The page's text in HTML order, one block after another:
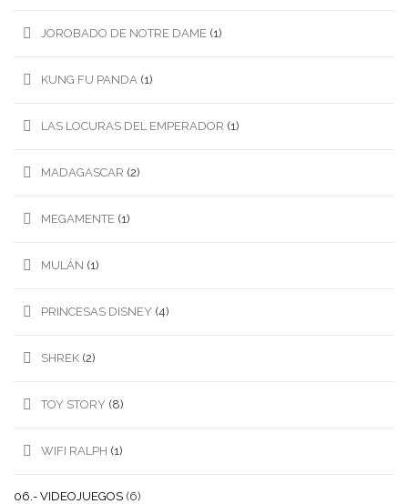
JOROBADO DE NOTRE DAME (1)
KUNG FU PANDA (1)
LAS LOCURAS DEL EMPERADOR (1)
MADAGASCAR (2)
MEGAMENTE (1)
MULÁN (1)
PRINCESAS DISNEY (4)
SHREK (2)
TOY STORY (8)
WIFI RALPH (1)
06.- VIDEOJUEGOS (6)